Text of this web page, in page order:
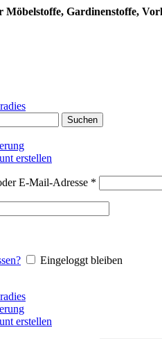
Möbelstoffe, Gardinenstoffe,
Suchen
erstellen
E-Mail-Adresse *
Eingeloggt bleiben
erstellen